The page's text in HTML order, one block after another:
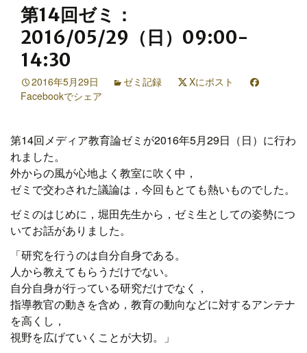
ン
ツ
へ
キ
ッ
第14回ゼミ：
2016/05/29（日）09:00-
14:30
2016年5月29日 ゼミ記録
Xにポスト
Facebookでシェア
第14回メディア教育論ゼミが2016年5月29日（日）に行わ
れました。
外からの風が心地よく教室に吹く中，
ゼミで交わされた議論は，今回もとても熱いものでした。
ゼミのはじめに，堀田先生から，ゼミ生としての姿勢につ
いてお話がありました。
「研究を行うのは自分自身である。
人から教えてもらうだけでない。
自分自身が行っている研究だけでなく，
指導教官の動きを含め，教育の動向などに対するアンテナ
を高くし，
視野を広げていくことが大切。」